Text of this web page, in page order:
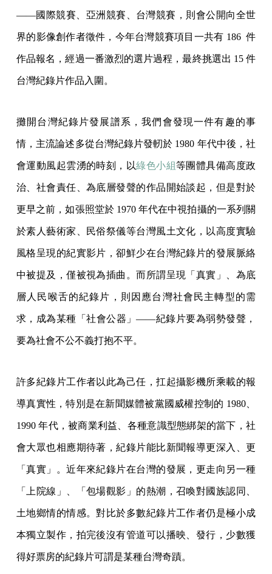
——國際競賽、亞洲競賽、台灣競賽，則會公開向全世
界的影像創作者徵件，今年台灣競賽項目一共有 186 件
作品報名，經過一番激烈的選片過程，最終挑選出 15 件
台灣紀錄片作品入圍。
攤開台灣紀錄片發展譜系，我們會發現一件有趣的事
情，主流論述多從台灣紀錄片發軔於 1980 年代中後，社
會運動風起雲湧的時刻，以綠色小組等團體具備高度政
治、社會責任、為底層發聲的作品開始談起，但是對於
更早之前，如張照堂於 1970 年代在中視拍攝的一系列關
於素人藝術家、民俗祭儀等台灣風土文化，以高度實驗
風格呈現的紀實影片，卻鮮少在台灣紀錄片的發展脈絡
中被提及，僅被視為插曲。而所謂呈現「真實」、為底
層人民喉舌的紀錄片，則因應台灣社會民主轉型的需
求，成為某種「社會公器」——紀錄片要為弱勢發聲，
要為社會不公不義打抱不平。
許多紀錄片工作者以此為己任，扛起攝影機所乘載的報
導真實性，特別是在新聞媒體被黨國威權控制的 1980、
1990 年代，被商業利益、各種意識型態綁架的當下，社
會大眾也相應期待著，紀錄片能比新聞報導更深入、更
「真實」。近年來紀錄片在台灣的發展，更走向另一種
「上院線」、「包場觀影」的熱潮，召喚對國族認同、
土地鄉情的情感。對比於多數紀錄片工作者仍是極小成
本獨立製作，拍完後沒有管道可以播映、發行，少數獲
得好票房的紀錄片可謂是某種台灣奇蹟。